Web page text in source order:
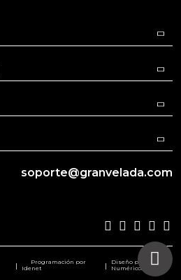
soporte@granvelada.com
|
Programación por
Idenet
|
Diseño por
Numéricco